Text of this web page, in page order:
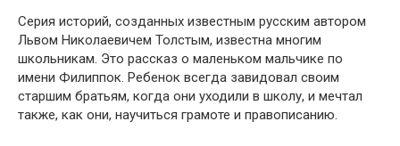
Серия историй, созданных известным русским автором
Львом Николаевичем Толстым, известна многим
школьникам. Это рассказ о маленьком мальчике по
имени Филиппок. Ребенок всегда завидовал своим
старшим братьям, когда они уходили в школу, и мечтал
также, как они, научиться грамоте и правописанию.